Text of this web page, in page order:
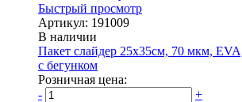
Быстрый просмотр
Артикул: 191009
В наличии
Пакет слайдер 25х35см, 70 мкм,
с бегунком
Розничная цена:
-
+